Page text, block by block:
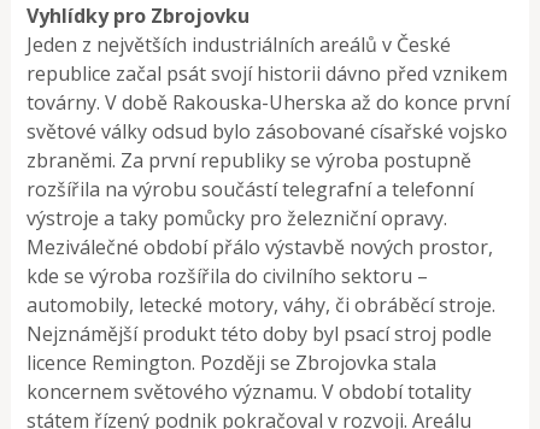
Vyhlídky pro Zbrojovku
Jeden z největších industriálních areálů v České
republice začal psát svojí historii dávno před vznikem
továrny. V době Rakouska-Uherska až do konce první
světové války odsud bylo zásobované císařské vojsko
zbraněmi. Za první republiky se výroba postupně
rozšířila na výrobu součástí telegrafní a telefonní
výstroje a taky pomůcky pro železniční opravy.
Meziválečné období přálo výstavbě nových prostor,
kde se výroba rozšířila do civilního sektoru –
automobily, letecké motory, váhy, či obráběcí stroje.
Nejznámější produkt této doby byl psací stroj podle
licence Remington. Později se Zbrojovka stala
koncernem světového významu. V období totality
státem řízený podnik pokračoval v rozvoji. Areálu